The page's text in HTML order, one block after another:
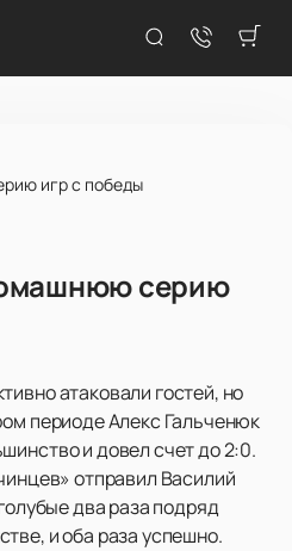
игр с победы
серию
атаковали гостей, но
периоде Алекс Гальченюк
и довел счет до 2:0.
отправил Василий
два раза подряд
и оба раза успешно.